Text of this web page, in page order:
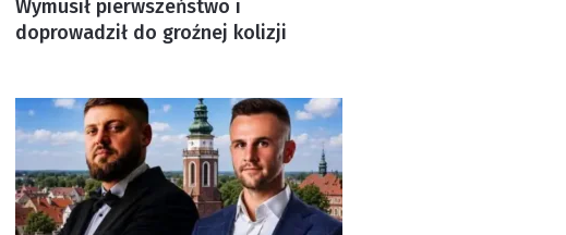
Wymusił pierwszeństwo i
doprowadził do groźnej kolizji